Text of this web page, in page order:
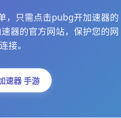
，只需点击pubg开加速器的
器的官方网站，保护您的网
接。
速器 手游